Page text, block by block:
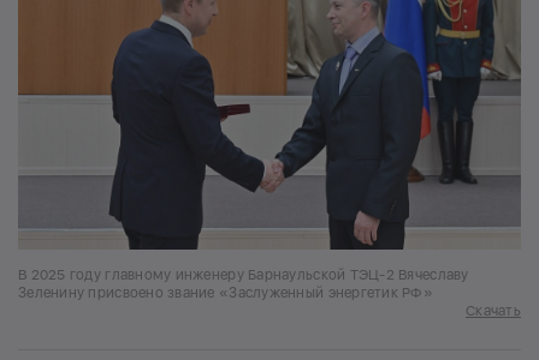
В 2025 году главному инженеру Барнаульской ТЭЦ-2 Вячеславу
Зеленину присвоено звание «Заслуженный энергетик РФ»
Скачать